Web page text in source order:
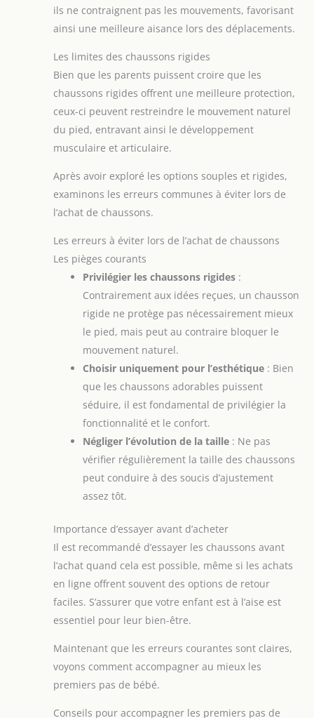
ils ne contraignent pas les mouvements, favorisant
ainsi une meilleure aisance lors des déplacements.
Les limites des chaussons rigides
Bien que les parents puissent croire que les
chaussons rigides offrent une meilleure protection,
ceux-ci peuvent restreindre le mouvement naturel
du pied, entravant ainsi le développement
musculaire et articulaire.
Après avoir exploré les options souples et rigides,
examinons les erreurs communes à éviter lors de
l’achat de chaussons.
Les erreurs à éviter lors de l’achat de chaussons
Les pièges courants
Privilégier les chaussons rigides :
Contrairement aux idées reçues, un chausson
rigide ne protège pas nécessairement mieux
le pied, mais peut au contraire bloquer le
mouvement naturel.
Choisir uniquement pour l’esthétique : Bien
que les chaussons adorables puissent
séduire, il est fondamental de privilégier la
fonctionnalité et le confort.
Négliger l’évolution de la taille : Ne pas
vérifier régulièrement la taille des chaussons
peut conduire à des soucis d’ajustement
assez tôt.
Importance d’essayer avant d’acheter
Il est recommandé d’essayer les chaussons avant
l’achat quand cela est possible, même si les achats
en ligne offrent souvent des options de retour
faciles. S’assurer que votre enfant est à l’aise est
essentiel pour leur bien-être.
Maintenant que les erreurs courantes sont claires,
voyons comment accompagner au mieux les
premiers pas de bébé.
Conseils pour accompagner les premiers pas de